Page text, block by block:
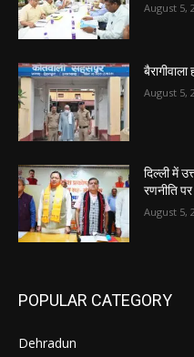
August 5,
August 5,
दिल्ली में
रणनीति
August 5,
POPULAR CATEGORY
Dehradun